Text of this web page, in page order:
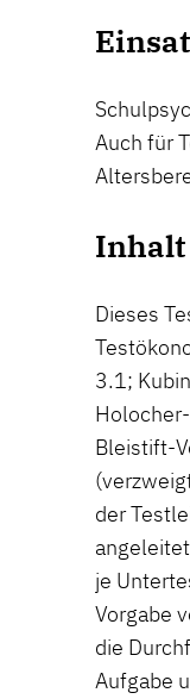
Auch für
Inhalt
Dieses
3.1;
Bleistift-
der
je
Vorgabe
die
Aufgabe